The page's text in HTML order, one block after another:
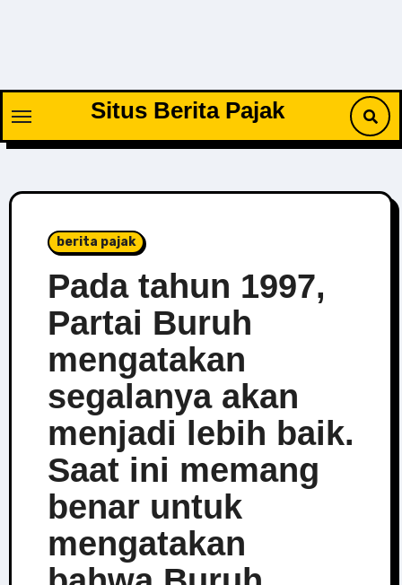
Situs Berita Pajak
berita pajak
Pada tahun 1997,
Partai Buruh
mengatakan
segalanya akan
menjadi lebih baik.
Saat ini memang
benar untuk
mengatakan